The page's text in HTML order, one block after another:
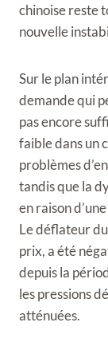
chinoise reste
nouvelle
Sur le plan
demande qui
pas encore
faible dans un
problèmes
tandis que la
en raison
Le déflateur
prix, a été
depuis la
les pressions
atténuées.